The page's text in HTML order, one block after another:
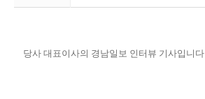
당사 대표이사의 경남일보 인터뷰 기사입니다